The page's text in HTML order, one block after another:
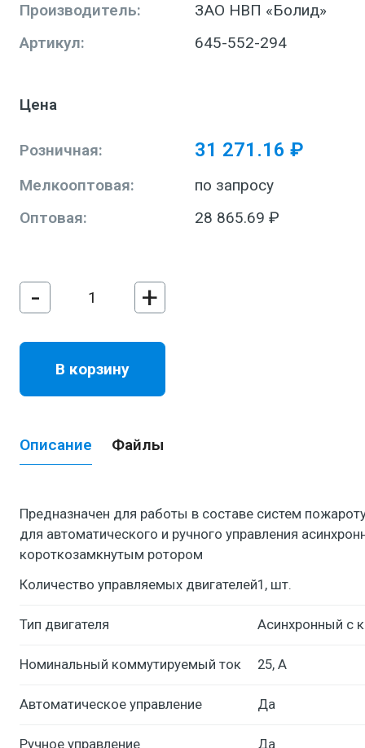
Производитель:
ЗАО НВП «Болид»
Артикул:
645-552-294
Цена
Розничная: 31 271.16 ₽
Мелкооптовая:
по запросу
Оптовая:
28 865.69 ₽
- +
В корзину
Описание Файлы
Предназначен для работы в составе систем
для автоматического и ручного управления
короткозамкнутым ротором
Количество управляемых двигателей1, шт.
Тип двигателя Асинхронный с
Номинальный коммутируемый ток 25, А
Автоматическое управление Да
Ручное управление Да